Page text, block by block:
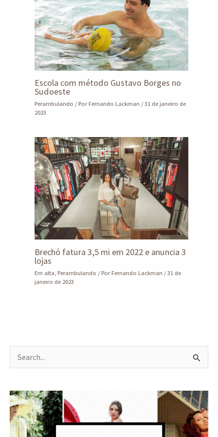
Escola com método Gustavo Borges no
Sudoeste
Perambulando / PorFernando Lackman /31 de janeiro de
2023
Brechó fatura 3,5 mi em 2022 e anuncia 3
lojas
Em alta Perambulando / PorFernando Lackman /31 de
janeiro de 2023
s
q
u